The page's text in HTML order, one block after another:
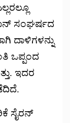
ಸಂಘರ್ಷದ
ದಾಳಿಗಳನ್ನು
ಒಪ್ಪಂದ
ಇದರ
ಸೈರನ್